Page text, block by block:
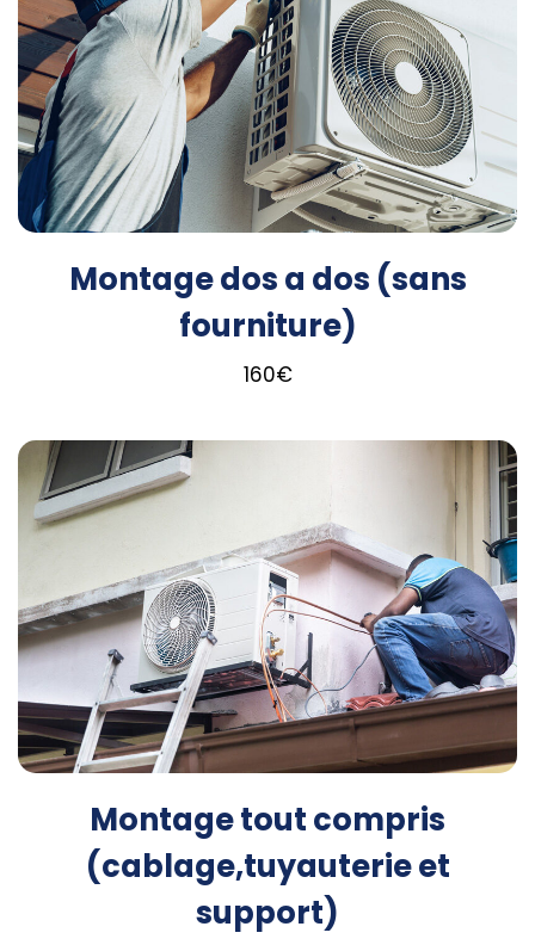
Montage dos a dos (sans
fourniture)
160€
Montage tout compris
(cablage,tuyauterie et
support)